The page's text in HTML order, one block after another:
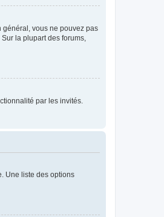
général, vous ne pouvez pas
la plupart des forums,
par les invités.
Une liste des options